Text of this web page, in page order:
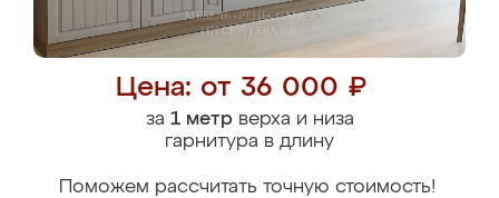
Цена: от 36 000 ₽
за 1 метрверха и низа
гарнитура в длину
Поможем рассчитать точную стоимость!